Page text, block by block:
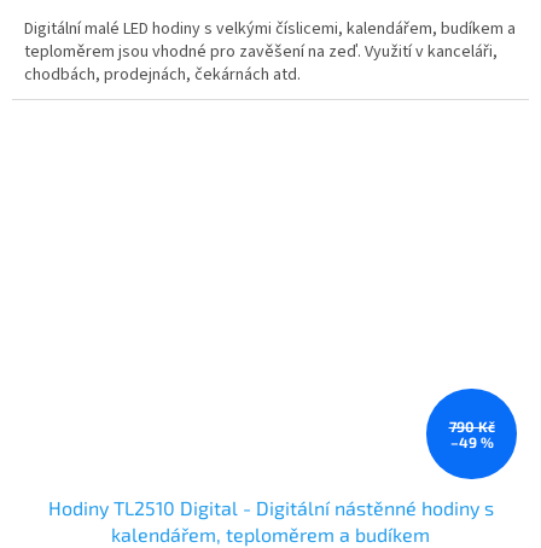
Digitální malé LED hodiny s velkými číslicemi, kalendářem, budíkem a
teploměrem jsou vhodné pro zavěšení na zeď. Využití v kanceláři,
chodbách, prodejnách, čekárnách atd.
790 Kč
–49 %
Hodiny TL2510 Digital - Digitální nástěnné hodiny s
kalendářem, teploměrem a budíkem